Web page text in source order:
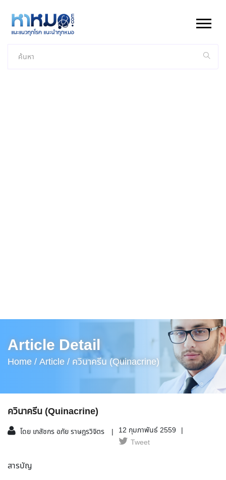
Article Detail
Home /Article / ควินาครีน (Quinacrine)
ควินาครีน (Quinacrine)
โดย เภสัชกร อภัย ราษฎรวิจิตร
12 กุมภาพันธ์ 2559
Tweet
สารบัญ